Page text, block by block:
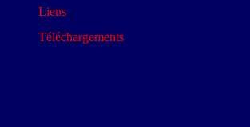
Liens
Téléchargements